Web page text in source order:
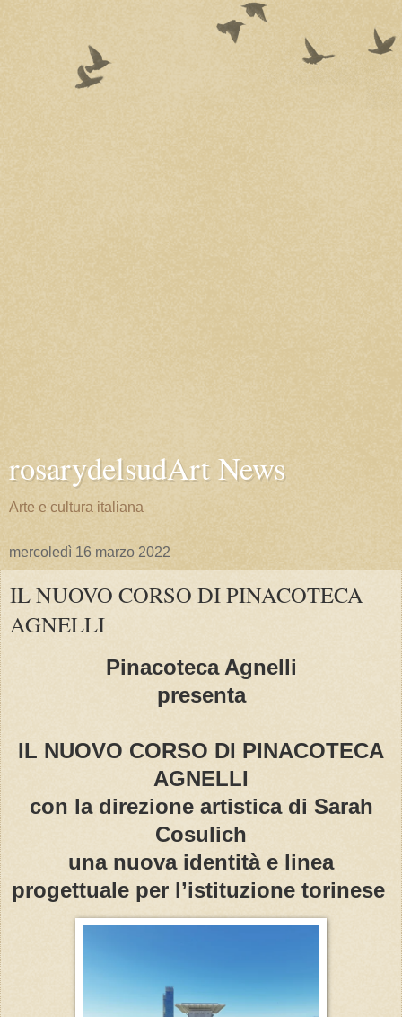
rosarydelsudArt News
Arte e cultura italiana
mercoledì 16 marzo 2022
IL NUOVO CORSO DI PINACOTECA
AGNELLI
Pinacoteca Agnelli
presenta
IL NUOVO CORSO DI PINACOTECA
AGNELLI
con la direzione artistica di Sarah
Cosulich
una nuova identità e linea
progettuale per l’istituzione torinese